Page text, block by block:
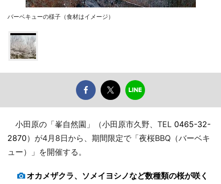
バーベキューの様子（食材はイメージ）
小田原の「峯自然園」（小田原市久野、TEL 0465-32-
2870）が4月8日から、期間限定で「夜桜BBQ（バーベキ
ュー）」を開催する。
オカメザクラ、ソメイヨシノなど数種類の桜が咲く